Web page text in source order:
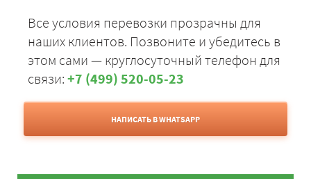
Все условия перевозки прозрачны для
наших клиентов. Позвоните и убедитесь в
этом сами — круглосуточный телефон для
связи: +7 (499) 520-05-23
НАПИСАТЬ В WHATSAPP